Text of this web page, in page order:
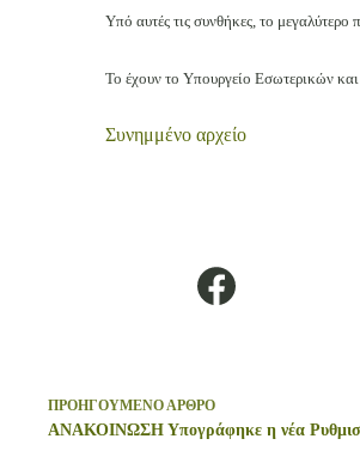
Υπό αυτές τις συνθήκες, το
Το έχουν το Υπουργείο Εσωτερικών
Συνημμένο αρχείο
ΠΡΟΗΓΟΥΜΕΝΟΑΡΘΡΟ
ΑΝΑΚΟΙΝΩΣΗ Υπογράφηκε η νέα